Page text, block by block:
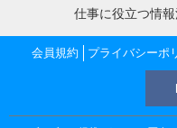
大阪市 デリヘル送迎
梅田 デリヘル送迎ド
堺市
堺市 デリヘル送迎ド
神戸
神戸 デリヘル送迎ド
京都府 デリヘル送迎
滋賀県 デリヘル送迎
北海道 男性高収入
東北 男性高収入
南関東 男性高収入
甲信越 男性高収入
大阪府
大阪 男性高収入
十三 男性高収入
京都府
仕事に役立つ情報
会員規約 プライバシーポ